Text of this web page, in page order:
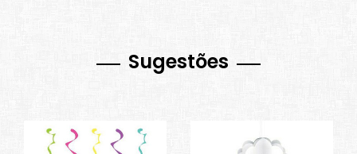
Sugestões